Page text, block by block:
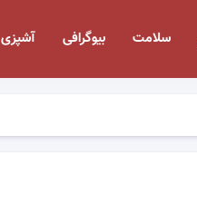
سلامت بیوگرافی آشپزی